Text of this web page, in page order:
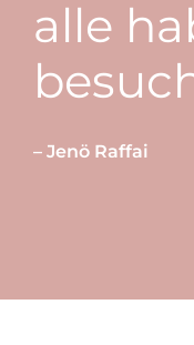
alle
– Jenö Raffai